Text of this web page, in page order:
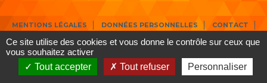
MENTIONS LÉGALES DONNÉES PERSONNELLES
CONTACT
Ce site utilise des cookies et vous donne le contrôle sur ceux que
vous souhaitez activer
Tout accepter
Tout refuser Personnaliser